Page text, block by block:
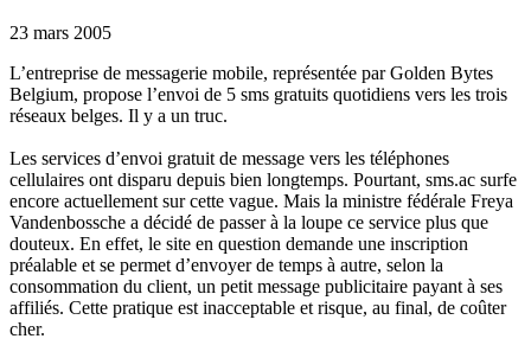
23 mars 2005
L’entreprise de messagerie mobile, représentée par Golden Bytes
Belgium, propose l’envoi de 5 sms gratuits quotidiens vers les trois
réseaux belges. Il y a un truc.
Les services d’envoi gratuit de message vers les téléphones
cellulaires ont disparu depuis bien longtemps. Pourtant, sms.ac surfe
encore actuellement sur cette vague. Mais la ministre fédérale Freya
Vandenbossche a décidé de passer à la loupe ce service plus que
douteux. En effet, le site en question demande une inscription
préalable et se permet d’envoyer de temps à autre, selon la
consommation du client, un petit message publicitaire payant à ses
affiliés. Cette pratique est inacceptable et risque, au final, de coûter
cher.